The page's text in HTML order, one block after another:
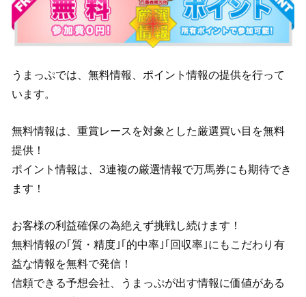
うまっぷでは、無料情報、ポイント情報の提供を行って
います。
無料情報は、重賞レースを対象とした厳選買い目を無料
提供！
ポイント情報は、3連複の厳選情報で万馬券にも期待でき
ます！
お客様の利益確保の為絶えず挑戦し続けます！
無料情報の｢質・精度｣｢的中率｣｢回収率｣にもこだわり有
益な情報を無料で発信！
信頼できる予想会社、うまっぷが出す情報に価値がある